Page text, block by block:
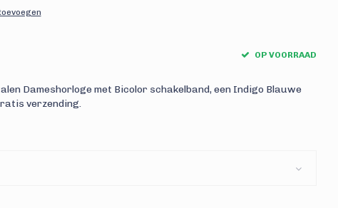
OP VOORRAAD
Dameshorloge met Bicolor schakelband, een Indigo Blauwe
verzending.